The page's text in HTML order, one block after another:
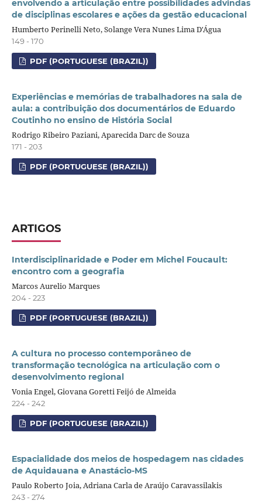
envolvendo a articulação entre possibilidades advindas
de disciplinas escolares e ações da gestão educacional
Humberto Perinelli Neto, Solange Vera Nunes Lima D'Água
149 - 170
PDF (PORTUGUESE (BRAZIL))
Experiências e memórias de trabalhadores na sala de
aula: a contribuição dos documentários de Eduardo
Coutinho no ensino de História Social
Rodrigo Ribeiro Paziani, Aparecida Darc de Souza
171 - 203
PDF (PORTUGUESE (BRAZIL))
ARTIGOS
Interdisciplinaridade e Poder em Michel Foucault:
encontro com a geografia
Marcos Aurelio Marques
204 - 223
PDF (PORTUGUESE (BRAZIL))
A cultura no processo contemporâneo de
transformação tecnológica na articulação com o
desenvolvimento regional
Vonia Engel, Giovana Goretti Feijó de Almeida
224 - 242
PDF (PORTUGUESE (BRAZIL))
Espacialidade dos meios de hospedagem nas cidades
de Aquidauana e Anastácio-MS
Paulo Roberto Joia, Adriana Carla de Araújo Caravassilakis
243 - 274